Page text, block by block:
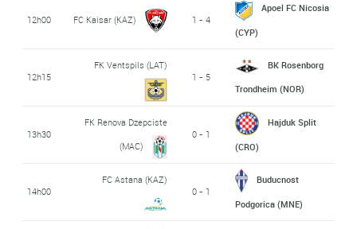
12h00 FC Kaisar (KAZ) 1 - 4
Apoel FC Nicosia
(CYP)
12h15
FK Ventspils (LAT)
1 - 5
BK Rosenborg
Trondheim (NOR)
13h30
FK Renova Dzepciste
(MAC)
0 - 1
Hajduk Split
(CRO)
14h00
FC Astana (KAZ)
0 - 1
Buducnost
Podgorica (MNE)